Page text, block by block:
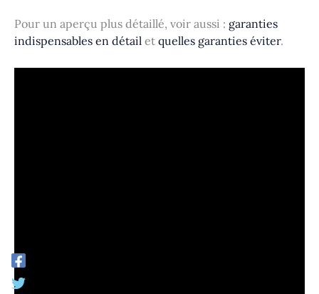
Pour un aperçu plus détaillé, voir aussi : garanties
indispensables en détail et quelles garanties éviter.